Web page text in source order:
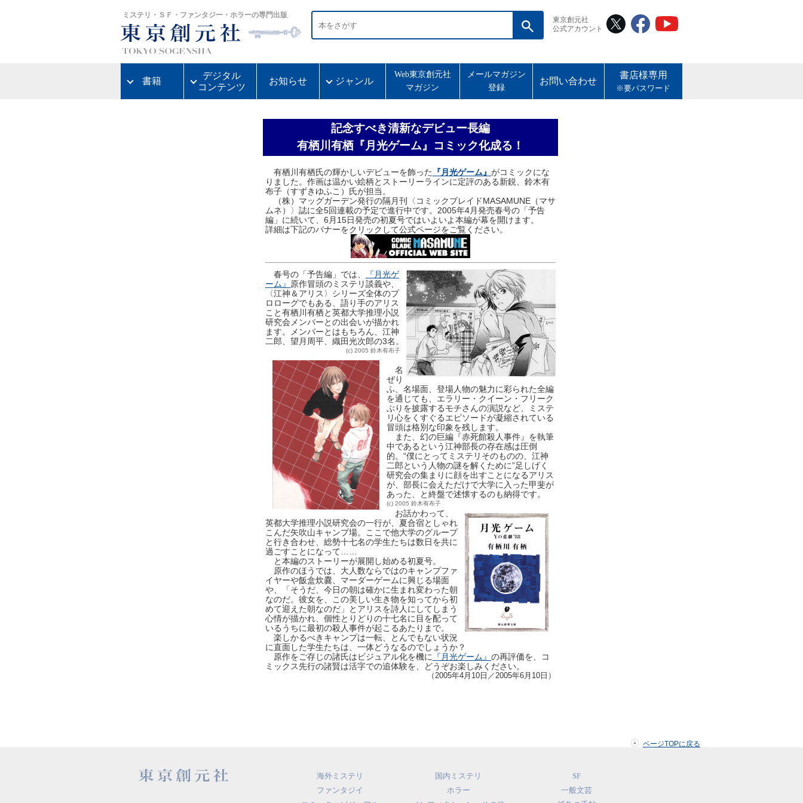
ミステリ・ＳＦ・ファンタジー・ホラーの専門出版
東京創元社
公式アカウント
書籍
デジタル
コンテンツ
お知らせ ジャンル
Web東京創元社
マガジン
メールマガジン
登録
お問い合わせ
書店様専用
※要パスワード
記念すべき清新なデビュー長編
有栖川有栖『月光ゲーム』コミック化成る！
有栖川有栖氏の輝かしいデビューを飾った 『月光ゲーム』 がコミックにな
りました。作画は温かい絵柄とストーリーラインに定評のある新鋭、鈴木有
布子（すずきゆふこ）氏が担当。
（株）マッグガーデン発行の隔月刊〈コミックブレイドMASAMUNE（マサ
ムネ）〉誌に全5回連載の予定で進行中です。2005年4月発売春号の「予告
編」に続いて、6月15日発売の初夏号ではいよいよ本編が幕を開けます。
詳細は下記のバナーをクリックして公式ページをご覧ください。
春号の「予告編」では、
『月光ゲ
ーム』
原作冒頭のミステリ談義や、
〈江神＆アリス〉シリーズ全体のプ
ロローグでもある、語り手のアリス
こと有栖川有栖と英都大学推理小説
研究会メンバーとの出会いが描かれ
ます。メンバーとはもちろん、江神
二郎、望月周平、織田光次郎の3名。
(c) 2005 鈴木有布子
名
ぜり
ふ、名場面、登場人物の魅力に彩られた全編
を通じても、エラリー・クイーン・フリーク
ぶりを披露するモチさんの演説など、ミステ
リ心をくすぐるエピソードが凝縮されている
冒頭は格別な印象を残します。
また、幻の巨編『赤死館殺人事件』を執筆
中であるという江神部長の存在感は圧倒
的。“僕にとってミステリそのものの、江神
二郎という人物の謎を解くために”足しげく
研究会の集まりに顔を出すことになるアリス
が、部長に会えただけで大学に入った甲斐が
あった、と終盤で述懐するのも納得です。
(c) 2005 鈴木有布子
お話かわって、
英都大学推理小説研究会の一行が、夏合宿としゃれ
こんだ矢吹山キャンプ場。ここで他大学のグループ
と行き合わせ、総勢十七名の学生たちは数日を共に
過ごすことになって……
と本編のストーリーが展開し始める初夏号。
原作のほうでは、大人数ならではのキャンプファ
イヤーや飯盒炊爨、マーダーゲームに興じる場面
や、「そうだ、今日の朝は確かに生まれ変わった朝
なのだ。彼女を、この美しい生き物を知ってから初
めて迎えた朝なのだ」とアリスを詩人にしてしまう
心情が描かれ、個性とりどりの十七名に目を配って
いるうちに最初の殺人事件が起こるあたりまで。
楽しかるべきキャンプは一転、とんでもない状況
に直面した学生たちは、一体どうなるのでしょうか？
原作をご存じの諸氏はビジュアル化を機に
『月光ゲーム』 の再評価を、コ
ミックス先行の諸賢は活字での追体験を、どうぞお楽しみください。
（2005年4月10日／2005年6月10日）
ページTOPに戻る
海外ミステリ 国内ミステリ
SF
ファンタジイ
ホラー
一般文芸